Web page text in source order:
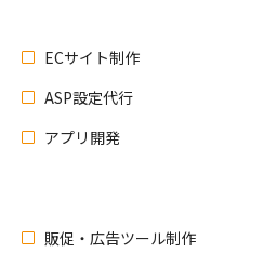
ECサイト制作
ASP設定代行
アプリ開発
販促・広告ツール制作